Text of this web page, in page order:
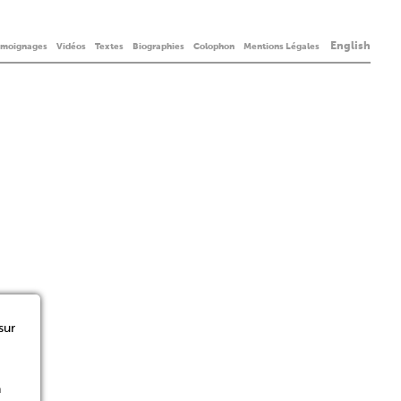
Vidéos Textes Biographies Colophon Mentions Légales English